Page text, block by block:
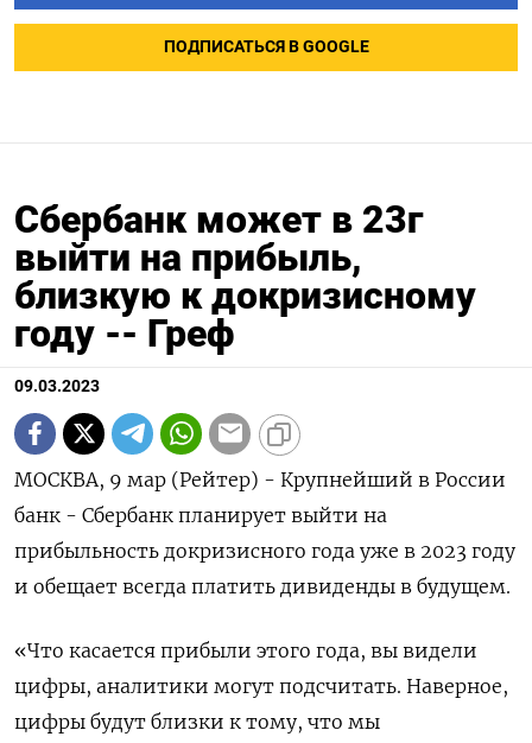
ПОДПИСАТЬСЯ В GOOGLE
Сбербанк может в 23г
выйти на прибыль,
близкую к докризисному
году -- Греф
09.03.2023
МОСКВА, 9 мар (Рейтер) - Крупнейший в России
банк - Сбербанк планирует выйти на
прибыльность докризисного года уже в 2023 году
и обещает всегда платить дивиденды в будущем.
«Что касается прибыли этого года, вы видели
цифры, аналитики могут подсчитать. Наверное,
цифры будут близки к тому, что мы